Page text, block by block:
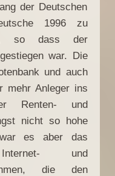
der Deutschen
1996 zu
so dass der
war. Die
und auch
mehr Anleger ins
Renten- und
nicht so hohe
es aber das
und
die den